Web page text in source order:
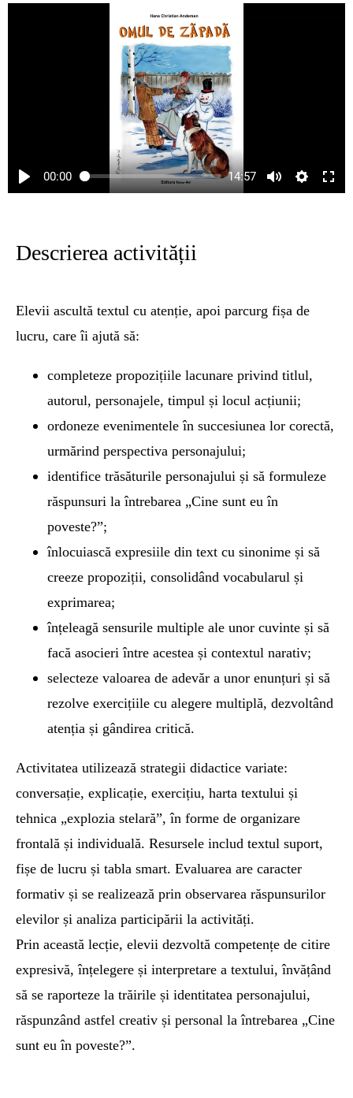
00:00 14:57
Descrierea activității
Elevii ascultă textul cu atenție, apoi parcurg fișa de
lucru, care îi ajută să:
completeze propozițiile lacunare privind titlul,
autorul, personajele, timpul și locul acțiunii;
ordoneze evenimentele în succesiunea lor corectă,
urmărind perspectiva personajului;
identifice trăsăturile personajului și să formuleze
răspunsuri la întrebarea „Cine sunt eu în
poveste?”;
înlocuiască expresiile din text cu sinonime și să
creeze propoziții, consolidând vocabularul și
exprimarea;
înțeleagă sensurile multiple ale unor cuvinte și să
facă asocieri între acestea și contextul narativ;
selecteze valoarea de adevăr a unor enunțuri și să
rezolve exercițiile cu alegere multiplă, dezvoltând
atenția și gândirea critică.
Activitatea utilizează strategii didactice variate:
conversație, explicație, exercițiu, harta textului și
tehnica „explozia stelară”, în forme de organizare
frontală și individuală. Resursele includ textul suport,
fișe de lucru și tabla smart. Evaluarea are caracter
formativ și se realizează prin observarea răspunsurilor
elevilor și analiza participării la activități.
Prin această lecție, elevii dezvoltă competențe de citire
expresivă, înțelegere și interpretare a textului, învățând
să se raporteze la trăirile și identitatea personajului,
răspunzând astfel creativ și personal la întrebarea „Cine
sunt eu în poveste?”.